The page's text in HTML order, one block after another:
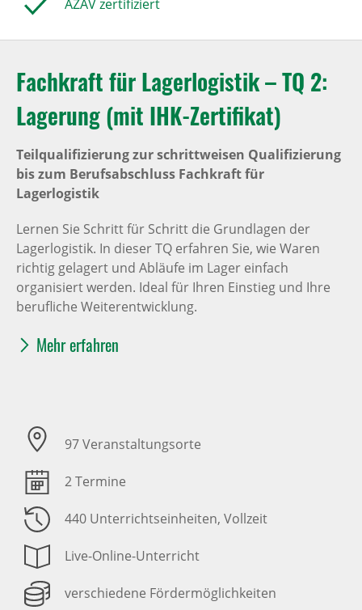
AZAV zertifiziert
Fachkraft für Lagerlogistik – TQ 2:
Lagerung (mit IHK-Zertifikat)
Teilqualifizierung zur schrittweisen Qualifizierung
bis zum Berufsabschluss Fachkraft für
Lagerlogistik
Lernen Sie Schritt für Schritt die Grundlagen der
Lagerlogistik. In dieser TQ erfahren Sie, wie Waren
richtig gelagert und Abläufe im Lager einfach
organisiert werden. Ideal für Ihren Einstieg und Ihre
berufliche Weiterentwicklung.
Mehr erfahren
97 Veranstaltungsorte
2 Termine
440 Unterrichtseinheiten, Vollzeit
Live-Online-Unterricht
verschiedene Fördermöglichkeiten